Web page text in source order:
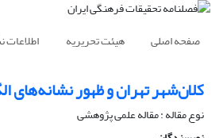
صفحه اصلی هیئت تحریریه اطلاعات
کلان‌شهر تهران و ظهور نشانه‌های
نوع مقاله : مقاله علمی پژوهشی